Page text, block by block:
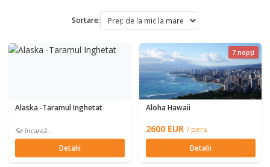
Sortare:
Alaska -Taramul Inghetat
Se încarcă...
Detalii
7 nopți
Aloha Hawaii
2600 EUR / pers
Detalii